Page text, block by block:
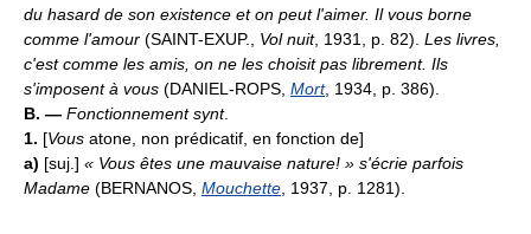
du hasard de son existence et on peut l'aimer. Il vous borne
comme l'amour (SAINT-EXUP., Vol nuit, 1931, p. 82). Les livres,
c'est comme les amis, on ne les choisit pas librement. Ils
s'imposent à vous (DANIEL-ROPS, Mort, 1934, p. 386).
B. — Fonctionnement synt.
1. [Vous atone, non prédicatif, en fonction de]
a) [suj.] « Vous êtes une mauvaise nature! » s'écrie parfois
Madame (BERNANOS, Mouchette , 1937, p. 1281).